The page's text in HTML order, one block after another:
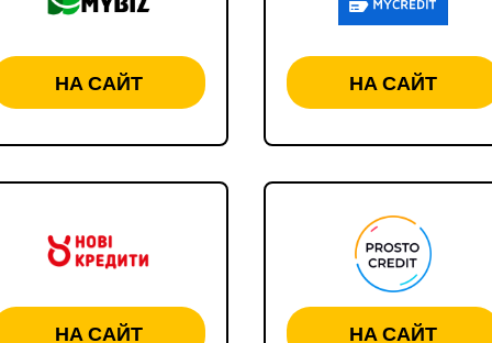
НА САЙТ НА САЙТ
НА САЙТ НА САЙТ